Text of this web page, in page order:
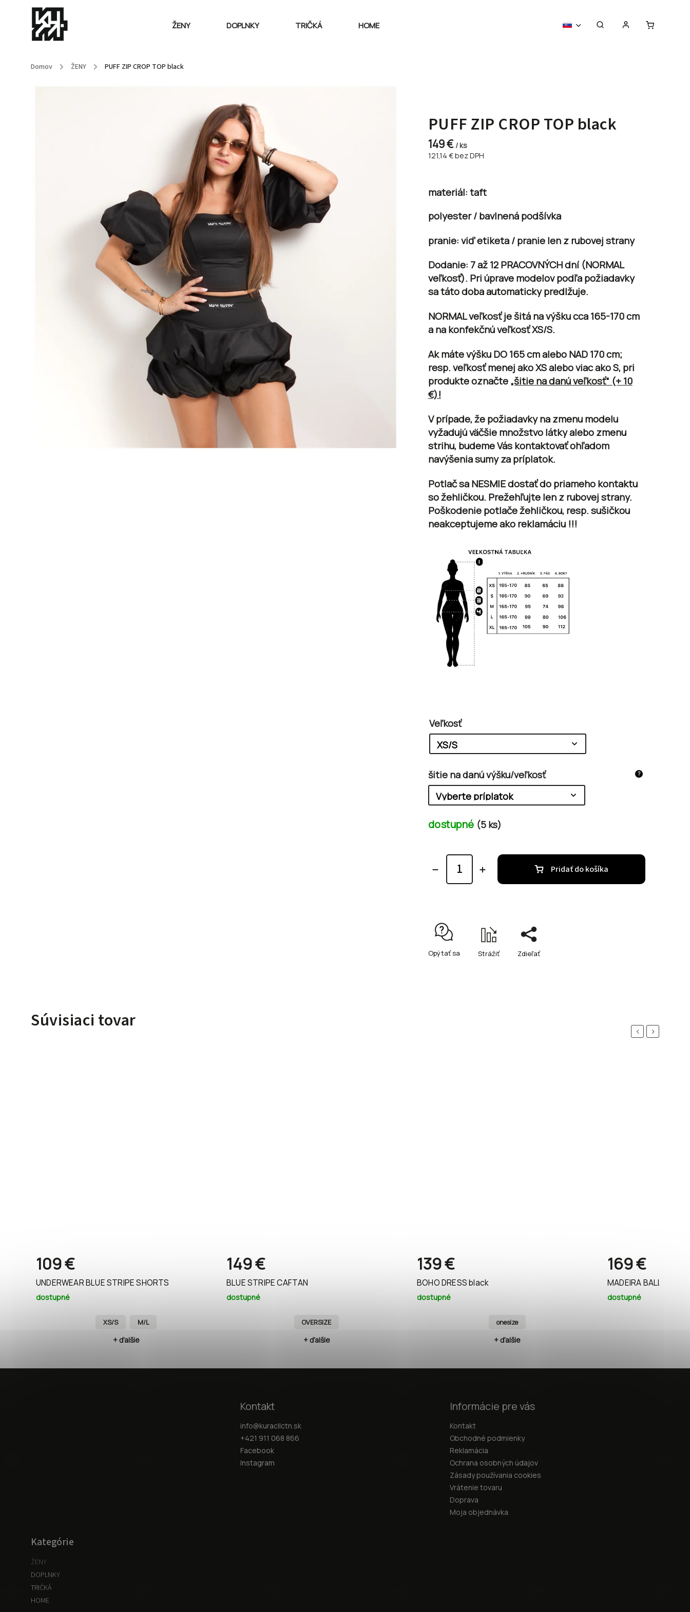
ŽENY DOPLNKY TRIČKÁ HOME
Domov / ŽENY / PUFF ZIP CROP TOP black
PUFF ZIP CROP TOP black
149 € / ks
121,14 €bez DPH
materiál: taft
polyester / bavlnená podšívka
pranie: viď etiketa / pranie len z rubovej strany
Dodanie: 7 až 12 PRACOVNÝCH dní(NORMAL
veľkosť). Pri úprave modelov podľa požiadavky
sa táto doba automaticky predlžuje.
NORMAL veľkosť je šitá na výšku cca 165-170 cm
a na konfekčnú veľkosť XS/S.
Ak máte výškuDO 165 cmaleboNAD 170 cm;
resp. veľkosťmenej ako XS alebo viac ako S, pri
produkte označte„šitie na danú veľkosť“ (+ 10
€)!
V prípade, že požiadavky na zmenu modelu
vyžadujú väčšie množstvo látky alebo zmenu
strihu, budeme Vás kontaktovať ohľadom
navýšenia sumy za príplatok.
Potlač saNESMIEdostať do priameho kontaktu
so žehličkou. Prežehľujte len z rubovej strany.
Poškodenie potlače žehličkou, resp. sušičkou
neakceptujeme ako reklamáciu !!!
Veľkosť
šitie na danú výšku/veľkosť ?
dostupné (5 ks)
Pridať do košíka
Opýtať sa Strážiť Zdieľať
Súvisiaci tovar Previous
UNDERWEAR BLUE STRIPE SHORTS
dostupné
109 €
XS/S M/L
+ ďalšie
BLUE STRIPE CAFTAN
dostupné
149 €
OVERSIZE
+ ďalšie
BOHO DRESS black
dostupné
139 €
onesize
+ ďalšie
MADEIRA BALLOON
dostupné
169 €
Next
Kontakt
info@kuracllctn.sk
+421 911 068 866
Facebook
Instagram
Informácie pre vás
Kontakt
Obchodné podmienky
Reklamácia
Ochrana osobných údajov
Zásady používania cookies
Vrátenie tovaru
Doprava
Moja objednávka
Kategórie
ŽENY
DOPLNKY
TRIČKÁ
HOME